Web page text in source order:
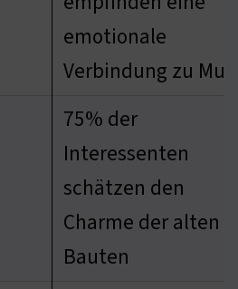
emotionale
Verbindung zu
75% der
Interessenten
schätzen den
Charme der alten
Bauten